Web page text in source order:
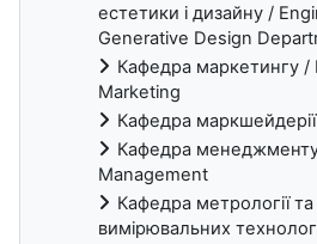
естетики і дизайну /
Generative Design
Кафедра маркетингу
Marketing
Кафедра маркшейдерії
Кафедра
Management
Кафедра метрології
вимірювальних